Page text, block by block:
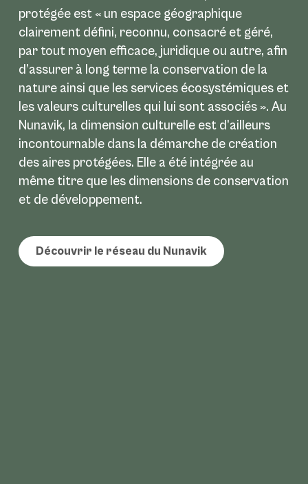
protégée est « un espace géographique
clairement défini, reconnu, consacré et géré,
par tout moyen efficace, juridique ou autre, afin
d’assurer à long terme la conservation de la
nature ainsi que les services écosystémiques et
les valeurs culturelles qui lui sont associés ». Au
Nunavik, la dimension culturelle est d’ailleurs
incontournable dans la démarche de création
des aires protégées. Elle a été intégrée au
même titre que les dimensions de conservation
et de développement.
Découvrir le réseau du Nunavik